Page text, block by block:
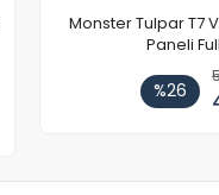
Monster Tulpar T7
Paneli
%26